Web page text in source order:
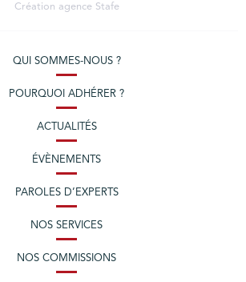
Création agence Stafe
QUI SOMMES-NOUS ?
POURQUOI ADHÉRER ?
ACTUALITÉS
ÉVÈNEMENTS
PAROLES D’EXPERTS
NOS SERVICES
NOS COMMISSIONS